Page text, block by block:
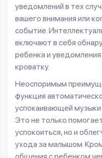
уведомлений в тех
вашего внимания или
событие.
включают в себя
ребенка и
кроватку.
Неоспоримым
функция
успокаивающей музыки
Это не только
успокоиться, но и
ухода за малышом.